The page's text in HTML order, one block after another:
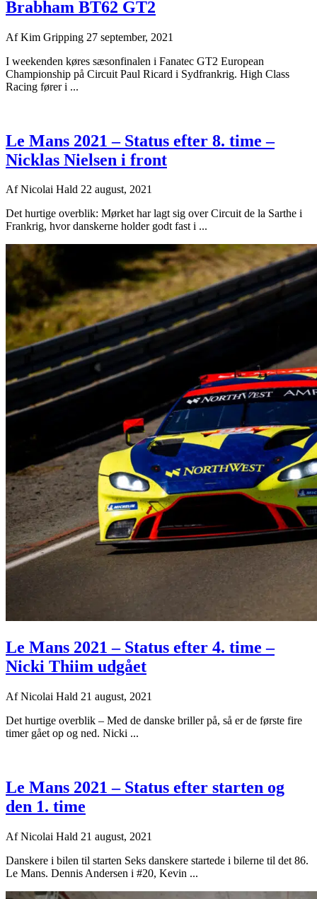
Brabham BT62 GT2
AfKim Gripping 27 september, 2021
I weekenden køres sæsonfinalen i Fanatec GT2 European
Championship på Circuit Paul Ricard i Sydfrankrig. High Class
Racing fører i ...
Le Mans 2021 – Status efter 8. time –
Nicklas Nielsen i front
AfNicolai Hald 22 august, 2021
Det hurtige overblik: Mørket har lagt sig over Circuit de la Sarthe i
Frankrig, hvor danskerne holder godt fast i ...
Le Mans 2021 – Status efter 4. time –
Nicki Thiim udgået
AfNicolai Hald 21 august, 2021
Det hurtige overblik – Med de danske briller på, så er de første fire
timer gået op og ned. Nicki ...
Le Mans 2021 – Status efter starten og
den 1. time
AfNicolai Hald 21 august, 2021
Danskere i bilen til starten Seks danskere startede i bilerne til det 86.
Le Mans. Dennis Andersen i #20, Kevin ...